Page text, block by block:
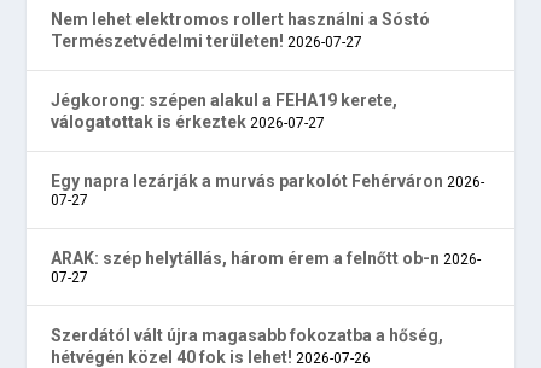
Nem lehet elektromos rollert használni a Sóstó
Természetvédelmi területen! 2026-07-27
Jégkorong: szépen alakul a FEHA19 kerete,
válogatottak is érkeztek 2026-07-27
Egy napra lezárják a murvás parkolót Fehérváron 2026-
07-27
ARAK: szép helytállás, három érem a felnőtt ob-n 2026-
07-27
Szerdától vált újra magasabb fokozatba a hőség,
hétvégén közel 40 fok is lehet! 2026-07-26